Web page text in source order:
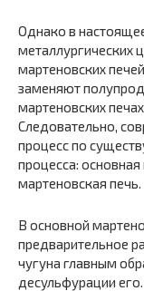
Однако в
металлургических
мартеновских
заменяют
мартеновских
Следовательно,
процесс по
процесса:
мартеновская печь.
В основной
предварительное
чугуна главным
десульфурации